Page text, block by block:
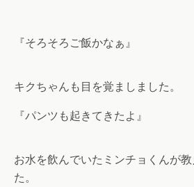
『そろそろご飯かなぁ』
キクちゃんも目を覚ましました。
『パンツも起きてきたよ』
お水を飲んでいたミンチョくんが
た。